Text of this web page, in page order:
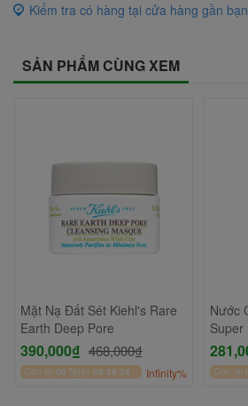
Kiểm tra có hàng tại cửa hàng gần
SẢN PHẨM CÙNG XEM
Mặt Nạ Đất Sét Kiehl's Rare
Earth Deep Pore
390,000₫ 468,000₫
Còn lại 00 Ngày 06:59:34 Infinity%
Nước
Super
Còn lại